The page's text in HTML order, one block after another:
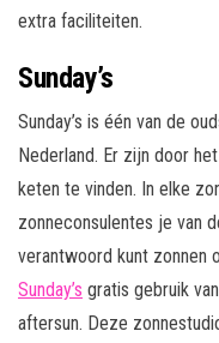
extra faciliteiten.
Sunday’s
Sunday’s is één van de
Nederland. Er zijn door
keten te vinden. In elke
zonneconsulentes je van
verantwoord kunt zonnen
Sunday’s gratis gebruik
aftersun. Deze